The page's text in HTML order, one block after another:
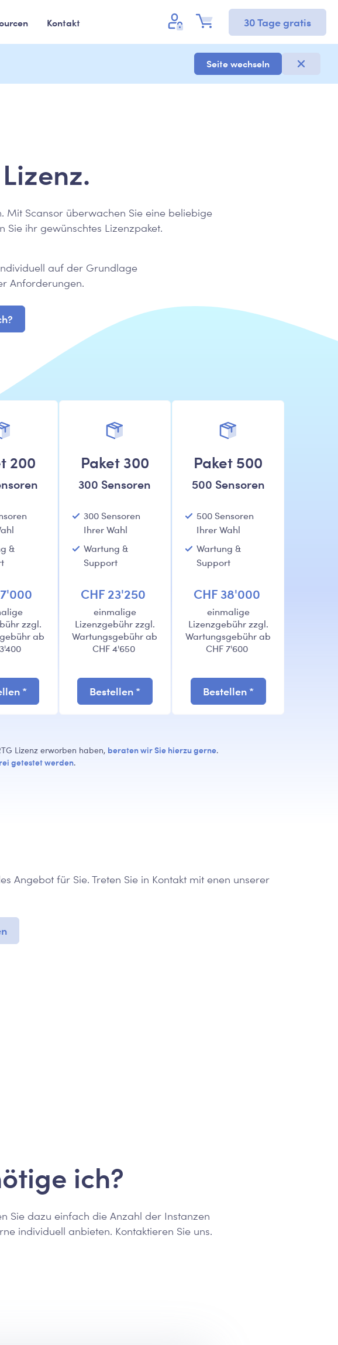
Kontakt 30 Tage gratis
Seite wechseln
Mit Scansor überwachen Sie eine beliebige
Sie ihr gewünschtes Lizenzpaket.
auf der Grundlage
Anforderungen.
200
&
zzgl.
ab
Bestellen *
Paket 300
300 Sensoren
300 Sensoren
Ihrer Wahl
Wartung &
Support
CHF 23'250
einmalige
Lizenzgebühr zzgl.
Wartungsgebühr ab
CHF 4'650
Bestellen *
Paket 500
500 Sensoren
500 Sensoren
Ihrer Wahl
Wartung &
Support
CHF 38'000
einmalige
Lizenzgebühr zzgl.
Wartungsgebühr ab
CHF 7'600
Bestellen *
Lizenz erworben haben, beraten wir Sie hierzu gerne.
getestet werden.
Angebot für Sie. Treten Sie in Kontakt mit enen unserer
ich?
Sie dazu einfach die Anzahl der Instanzen
individuell anbieten. Kontaktieren Sie uns.